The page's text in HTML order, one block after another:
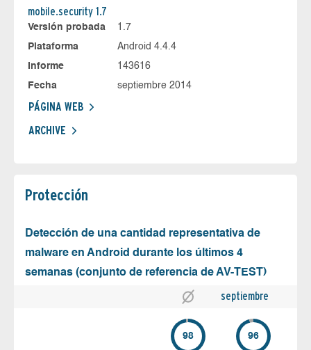
mobile.security 1.7
Versión probada
1.7
Plataforma
Android 4.4.4
Informe
143616
Fecha
septiembre 2014
PÁGINA WEB
ARCHIVE
Protección
Detección de una cantidad representativa de
malware en Android durante los últimos 4
semanas (conjunto de referencia de AV-TEST)
septiembre
98 96